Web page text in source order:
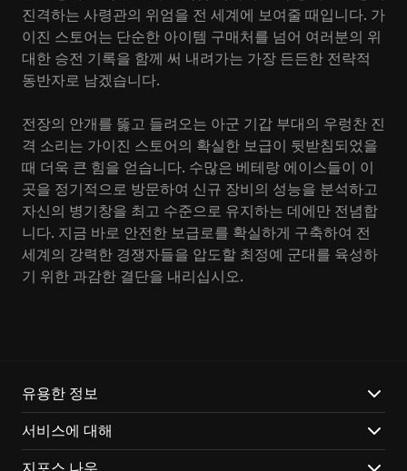
진격하는 사령관의 위엄을 전 세계에 보여줄 때입니다. 가
이진 스토어는 단순한 아이템 구매처를 넘어 여러분의 위
대한 승전 기록을 함께 써 내려가는 가장 든든한 전략적
동반자로 남겠습니다.
전장의 안개를 뚫고 들려오는 아군 기갑 부대의 우렁찬 진
격 소리는 가이진 스토어의 확실한 보급이 뒷받침되었을
때 더욱 큰 힘을 얻습니다. 수많은 베테랑 에이스들이 이
곳을 정기적으로 방문하여 신규 장비의 성능을 분석하고
자신의 병기창을 최고 수준으로 유지하는 데에만 전념합
니다. 지금 바로 안전한 보급로를 확실하게 구축하여 전
세계의 강력한 경쟁자들을 압도할 최정예 군대를 육성하
기 위한 과감한 결단을 내리십시오.
유용한 정보
서비스에 대해